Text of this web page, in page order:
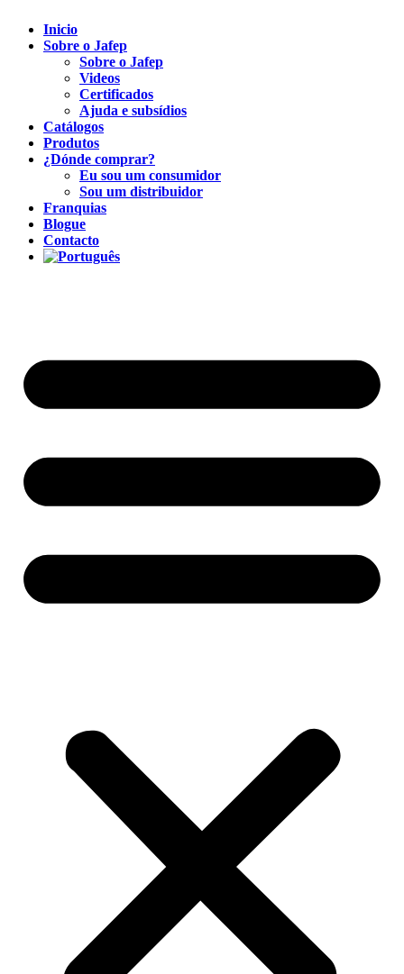
Inicio
Sobre o Jafep
Sobre o Jafep
Videos
Certificados
Ajuda e subsídios
Catálogos
Produtos
¿Dónde comprar?
Eu sou um consumidor
Sou um distribuidor
Franquias
Blogue
Contacto